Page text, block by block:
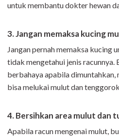
untuk membantu dokter hewan
3. Jangan memaksa kucing
Jangan pernah memaksa kucing
tidak mengetahui jenis racunnya.
berbahaya apabila
bisa melukai mulut dan
4. Bersihkan area mulut dan
Apabila racun mengenai mulut,